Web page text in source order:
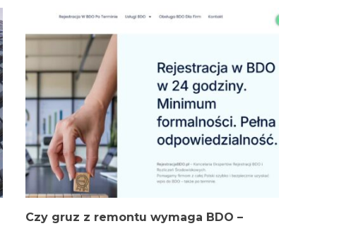
Czy gruz z remontu wymaga BDO –